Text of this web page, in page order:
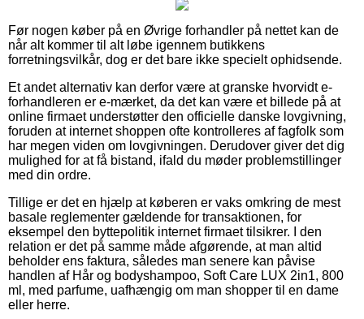
Før nogen køber på en Øvrige forhandler på nettet kan de
når alt kommer til alt løbe igennem butikkens
forretningsvilkår, dog er det bare ikke specielt ophidsende.
Et andet alternativ kan derfor være at granske hvorvidt e-
forhandleren er e-mærket, da det kan være et billede på at
online firmaet understøtter den officielle danske lovgivning,
foruden at internet shoppen ofte kontrolleres af fagfolk som
har megen viden om lovgivningen. Derudover giver det dig
mulighed for at få bistand, ifald du møder problemstillinger
med din ordre.
Tillige er det en hjælp at køberen er vaks omkring de mest
basale reglementer gældende for transaktionen, for
eksempel den byttepolitik internet firmaet tilsikrer. I den
relation er det på samme måde afgørende, at man altid
beholder ens faktura, således man senere kan påvise
handlen af Hår og bodyshampoo, Soft Care LUX 2in1, 800
ml, med parfume, uafhængig om man shopper til en dame
eller herre.